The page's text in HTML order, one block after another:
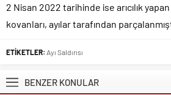
2 Nisan 2022 tarihinde ise arıcılık
kovanları, ayılar tarafından
ETİKETLER: Ayı Saldırısı
BENZER KONULAR